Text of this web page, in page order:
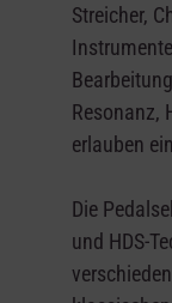
Streicher,
Resonanz,
erlauben
Die
und HDS-